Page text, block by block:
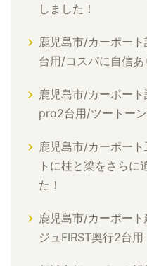
しました！
鹿児島市/カーポー
台用/コスパに自信あ
鹿児島市/カーポー
pro2台用/ツートー
鹿児島市/カーポー
トに柱と梁をさらに
た！
鹿児島市/カーポー
ジュFIRST奥行2台用